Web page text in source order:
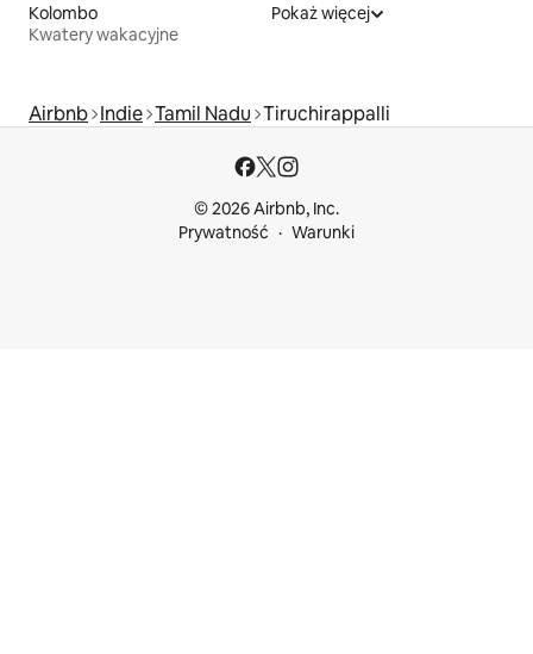
Kolombo
Kwatery wakacyjne
Pokaż więcej
Airbnb Indie Tamil Nadu Tiruchirappalli
© 2026 Airbnb, Inc.
Prywatność
Warunki